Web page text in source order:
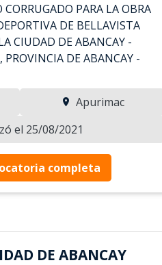
PARA LA OBRA
DE BELLAVISTA
CIUDAD DE ABANCAY -
DE ABANCAY -
Apurimac
el 25/08/2021
completa
DE ABANCAY